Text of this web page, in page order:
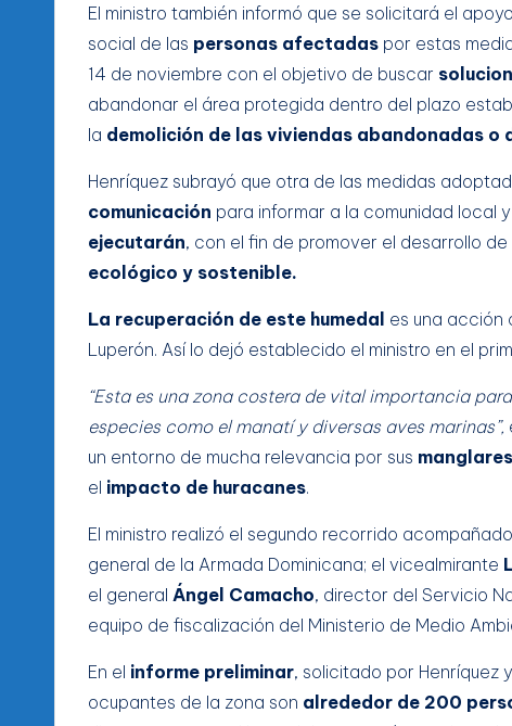
El ministro también informó que se solicitará el
social de las personas afectadas por estas
14 de noviembre con el objetivo de buscar
abandonar el área protegida dentro del plazo
la demolición de las viviendas abandonadas o
Henríquez subrayó que otra de las medidas
comunicación para informar a la comunidad local
ejecutarán, con el fin de promover el desarrollo
ecológico y sostenible.
La recuperación de este humedal es una acción
Luperón. Así lo dejó establecido el ministro en el
“Esta es una zona costera de vital importancia
especies como el manatí y diversas aves marinas”,
un entorno de mucha relevancia por sus
el impacto de huracanes.
El ministro realizó el segundo recorrido
general de la Armada Dominicana; el vicealmirante
el general Ángel Camacho, director del Servicio
equipo de fiscalización del Ministerio de Medio
En el informe preliminar, solicitado por Henríquez
ocupantes de la zona son alrededor de 200